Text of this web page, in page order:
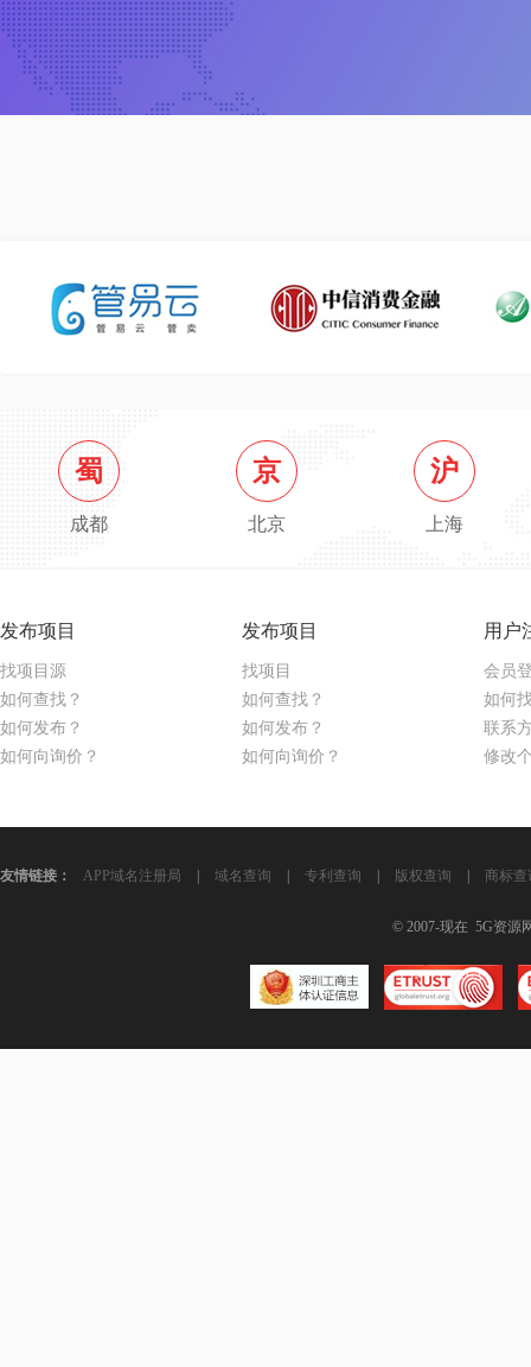
蜀
成都
京
北京
沪
上海
发布项目
找项目源
如何查找？
如何发布？
如何向询价？
发布项目
找项目
如何查找？
如何发布？
如何向询价？
用户
会员
如何
联系
修改
友情链接： APP域名注册局 域名查询 专利查询 版权查询 商标查
© 2007-现在 5G资